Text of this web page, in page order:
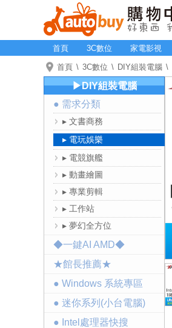
首頁 3C數位 家電影視
首頁 3C數位 DIY組裝電腦
▶DIY組裝電腦
● 需求分類
▸ 文書商務
▸ 電玩娛樂
▸ 電競旗艦
▸ 動畫繪圖
▸ 專業剪輯
▸ 工作站
▸ 夢幻全方位
◆一鍵AI AMD◆
★館長推薦★
● Windows 系統專區
● 迷你系列(小台電腦)
● Intel處理器快搜